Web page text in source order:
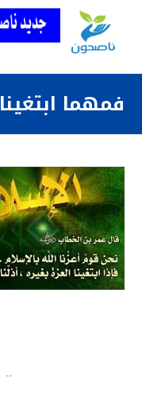
فمهما ابتغينا